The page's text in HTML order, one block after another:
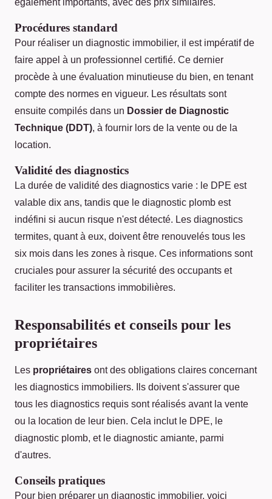
Procédures standard
Pour réaliser un diagnostic immobilier, il est impératif de
faire appel à un professionnel certifié. Ce dernier
procède à une évaluation minutieuse du bien, en tenant
compte des normes en vigueur. Les résultats sont
ensuite compilés dans un Dossier de Diagnostic
Technique (DDT), à fournir lors de la vente ou de la
location.
Validité des diagnostics
La durée de validité des diagnostics varie : le DPE est
valable dix ans, tandis que le diagnostic plomb est
indéfini si aucun risque n'est détecté. Les diagnostics
termites, quant à eux, doivent être renouvelés tous les
six mois dans les zones à risque. Ces informations sont
cruciales pour assurer la sécurité des occupants et
faciliter les transactions immobilières.
Responsabilités et conseils pour les
propriétaires
Les propriétaires ont des obligations claires concernant
les diagnostics immobiliers. Ils doivent s'assurer que
tous les diagnostics requis sont réalisés avant la vente
ou la location de leur bien. Cela inclut le DPE, le
diagnostic plomb, et le diagnostic amiante, parmi
d'autres.
Conseils pratiques
Pour bien préparer un diagnostic immobilier, voici